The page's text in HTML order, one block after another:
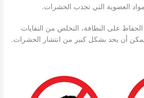
العضوية التي تجذب الحشرات.
الحفاظ على النظافة، التخلص من النفايات
يمكن أن يحد بشكل كبير من انتشار الحشرات.